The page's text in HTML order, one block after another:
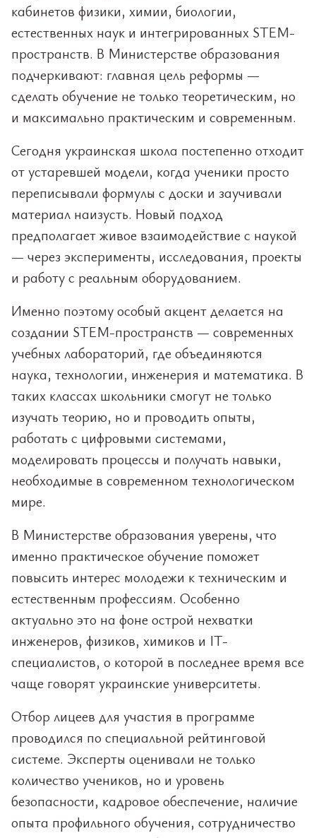
кабинетов физики, химии, биологии,
естественных наук и интегрированных STEM-
пространств. В Министерстве образования
подчеркивают: главная цель реформы —
сделать обучение не только теоретическим, но
и максимально практическим и современным.
Сегодня украинская школа постепенно отходит
от устаревшей модели, когда ученики просто
переписывали формулы с доски и заучивали
материал наизусть. Новый подход
предполагает живое взаимодействие с наукой
— через эксперименты, исследования, проекты
и работу с реальным оборудованием.
Именно поэтому особый акцент делается на
создании STEM-пространств — современных
учебных лабораторий, где объединяются
наука, технологии, инженерия и математика. В
таких классах школьники смогут не только
изучать теорию, но и проводить опыты,
работать с цифровыми системами,
моделировать процессы и получать навыки,
необходимые в современном технологическом
мире.
В Министерстве образования уверены, что
именно практическое обучение поможет
повысить интерес молодежи к техническим и
естественным профессиям. Особенно
актуально это на фоне острой нехватки
инженеров, физиков, химиков и IT-
специалистов, о которой в последнее время все
чаще говорят украинские университеты.
Отбор лицеев для участия в программе
проводился по специальной рейтинговой
системе. Эксперты оценивали не только
количество учеников, но и уровень
безопасности, кадровое обеспечение, наличие
опыта профильного обучения, сотрудничество